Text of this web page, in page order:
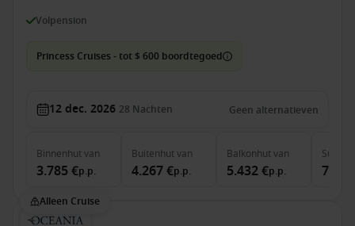
Volpension
Princess Cruises - tot $ 600 boordtegoed
12 dec. 2026 28 Nachten Geen alternatieven
Binnenhutvan
3.785 €p.p.
Buitenhutvan
4.267 €p.p.
Balkonhutvan
5.432 €p.p.
Suite
Alleen Cruise